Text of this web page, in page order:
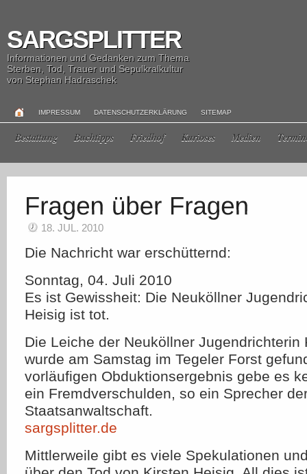
SARGSPLITTER
Informationen und Gedanken zum Thema
Sterben, Tod, Trauer und Sepulkralkultur
von Stephan Hadraschek
IMPRESSUM DATENSCHUTZERKLÄRUNG SITEMAP
Bestattung Buchtipps Friedhof Kurioses Medien
18. JUL. 2010
Die Nachricht war erschütternd:
Sonntag, 04. Juli 2010
Es ist Gewissheit: Die Neuköllner
Heisig ist tot.
Die Leiche der Neuköllner Jugendrichterin
wurde am Samstag im Tegeler Forst
vorläufigen Obduktionsergebnis gebe es
ein Fremdverschulden, so ein Sprecher
Staatsanwaltschaft.
sargsplitter.de
Mittlerweile gibt es viele Spekulationen